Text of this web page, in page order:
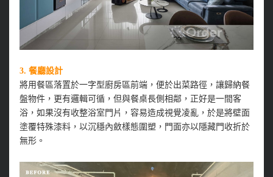
3. 餐廳設計
將用餐區落置於一字型廚房區前端，便於出菜路徑，讓歸納餐
盤物件，更有邏輯可循，但與餐桌長側相鄰，正好是一間客
浴，如果沒有收整浴室門片，容易造成視覺凌亂，於是將壁面
塗覆特殊漆料，以沉穩內斂樣態圍塑，門面亦以隱藏門收折於
無形。